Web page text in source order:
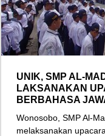
UNIK, SMP AL-
LAKSANAKAN
BERBAHASA
Wonosobo, SMP Al-
melaksanakan